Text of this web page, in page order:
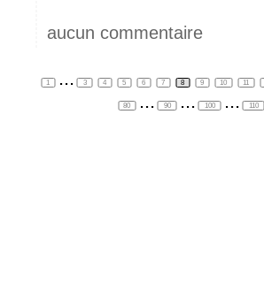
aucun commentaire
1 ... 3 4 5 6 7 8 9 10 11
80 ... 90 ... 100 ... 110